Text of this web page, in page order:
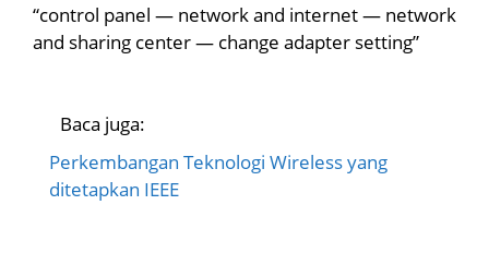
“control panel — network and internet — network
and sharing center — change adapter setting”
Baca juga:
Perkembangan Teknologi Wireless yang
ditetapkan IEEE